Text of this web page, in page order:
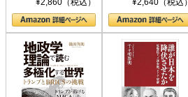
¥2,860（税込） ¥2,640（税込）